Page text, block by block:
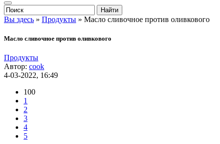
Вы здесь » Продукты » Масло сливочное против оливкового
Масло сливочное против оливкового
Продукты
Автор: cook
4-03-2022, 16:49
100
1
2
3
4
5